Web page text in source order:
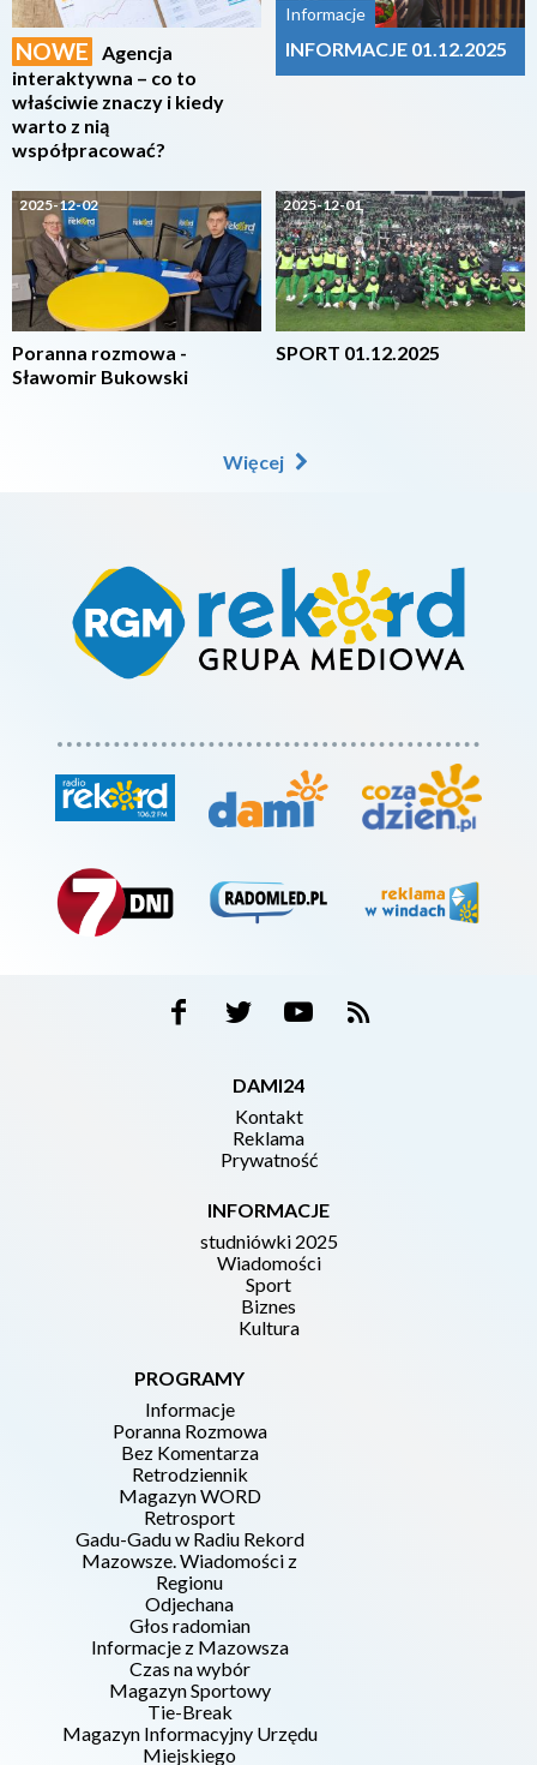
NOWE
Agencja
interaktywna – co to
właściwie znaczy i kiedy
warto z nią
współpracować?
2025-12-02
Poranna rozmowa -
Sławomir Bukowski
Informacje
INFORMACJE 01.12.2025
2025-12-01
SPORT 01.12.2025
Więcej
DAMI24
Kontakt
Reklama
Prywatność
INFORMACJE
studniówki 2025
Wiadomości
Sport
Biznes
Kultura
PROGRAMY
Informacje
Poranna Rozmowa
Bez Komentarza
Retrodziennik
Magazyn WORD
Retrosport
Gadu-Gadu w Radiu Rekord
Mazowsze. Wiadomości z
Regionu
Odjechana
Głos radomian
Informacje z Mazowsza
Czas na wybór
Magazyn Sportowy
Tie-Break
Magazyn Informacyjny Urzędu
Miejskiego